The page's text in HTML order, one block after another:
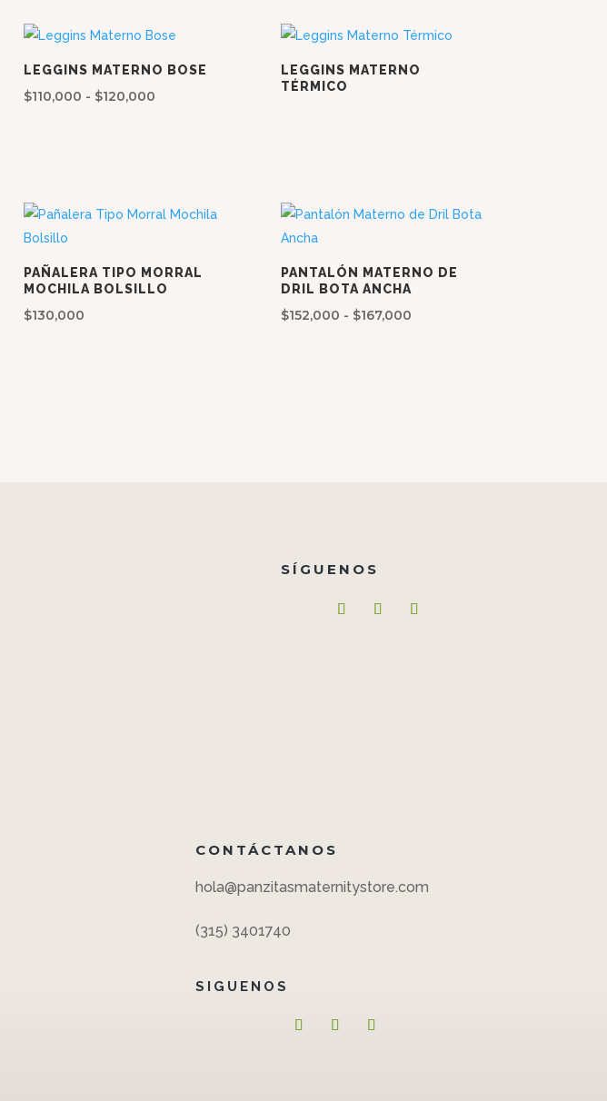
LEGGINS MATERNO BOSE
$110,000 - $120,000Rango
hasta
LEGGINS MATERNO
TÉRMICO
PAÑALERA TIPO MORRAL
MOCHILA BOLSILLO
$130,000
PANTALÓN MATERNO DE
DRIL BOTA ANCHA
$152,000 - $167,000
SÍGUENOS
CONTÁCTANOS
hola@panzitasmaternitystore.com
(315) 3401740
SIGUENOS